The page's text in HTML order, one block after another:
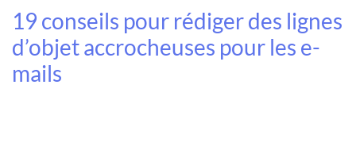
19 conseils pour rédiger des lignes
d’objet accrocheuses pour les e-
mails